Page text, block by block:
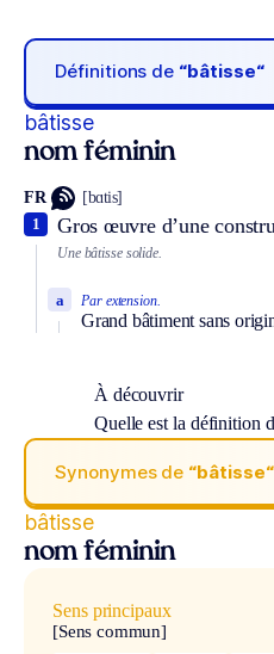
Définitions de “bâtisse“
bâtisse
nom féminin
FR [bɑtis]
Gros œuvre d’une
1
Une bâtisse solide.
Par extension.
Grand bâtiment sans
a
À découvrir
Quelle est la définition
Synonymes de “bâtisse“
bâtisse
nom féminin
Sens principaux
[Sens commun]